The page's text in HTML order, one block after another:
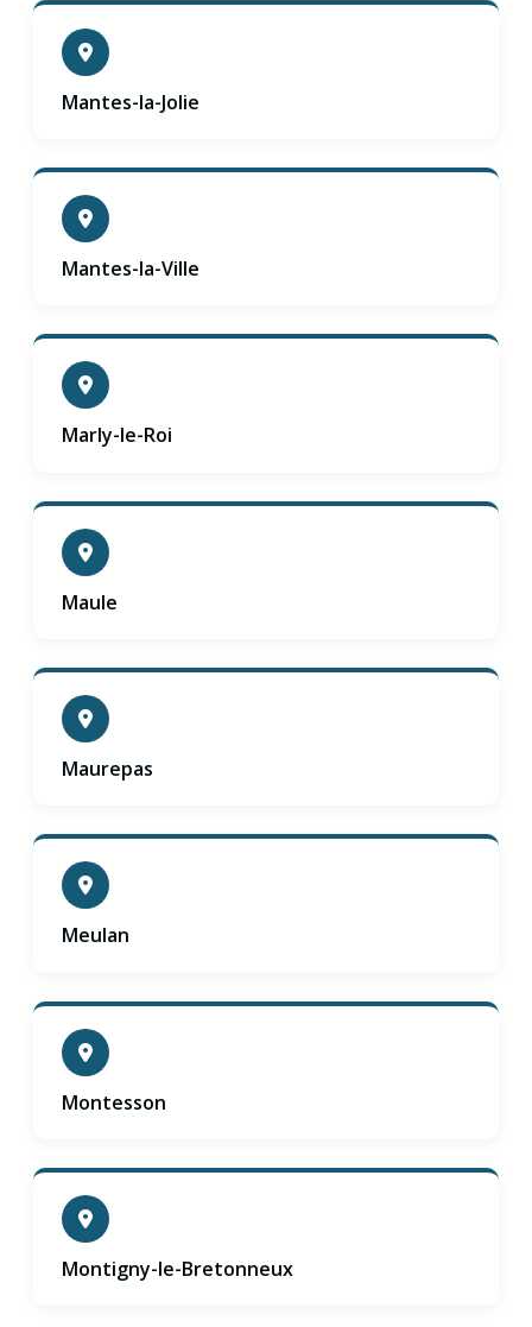
Mantes-la-Jolie
Mantes-la-Ville
Marly-le-Roi
Maule
Maurepas
Meulan
Montesson
Montigny-le-Bretonneux